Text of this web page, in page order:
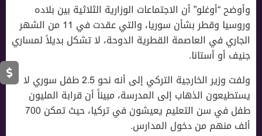
وأوضح “أوغلو” أن الاجتماعات الوزارية الثلاثية بين بلاده
وروسيا وقطر بشأن سوريا، والتي عقدت في 11 من الشهر
الجاري في العاصمة القطرية الدوحة، لا تشكل بديلاً لمساري
جنيف أو أستانا.
ولفت وزير الخارجية التركي إلى أنه نحو 2.5 طفل سوري لا
يستطيعون الذهاب إلى المدرسة، مبيناً أن قرابة المليون
طفل في سن التعليم يعيشون في تركيا، حيث تمكن 700
ألف منهم من دخول المدارس.